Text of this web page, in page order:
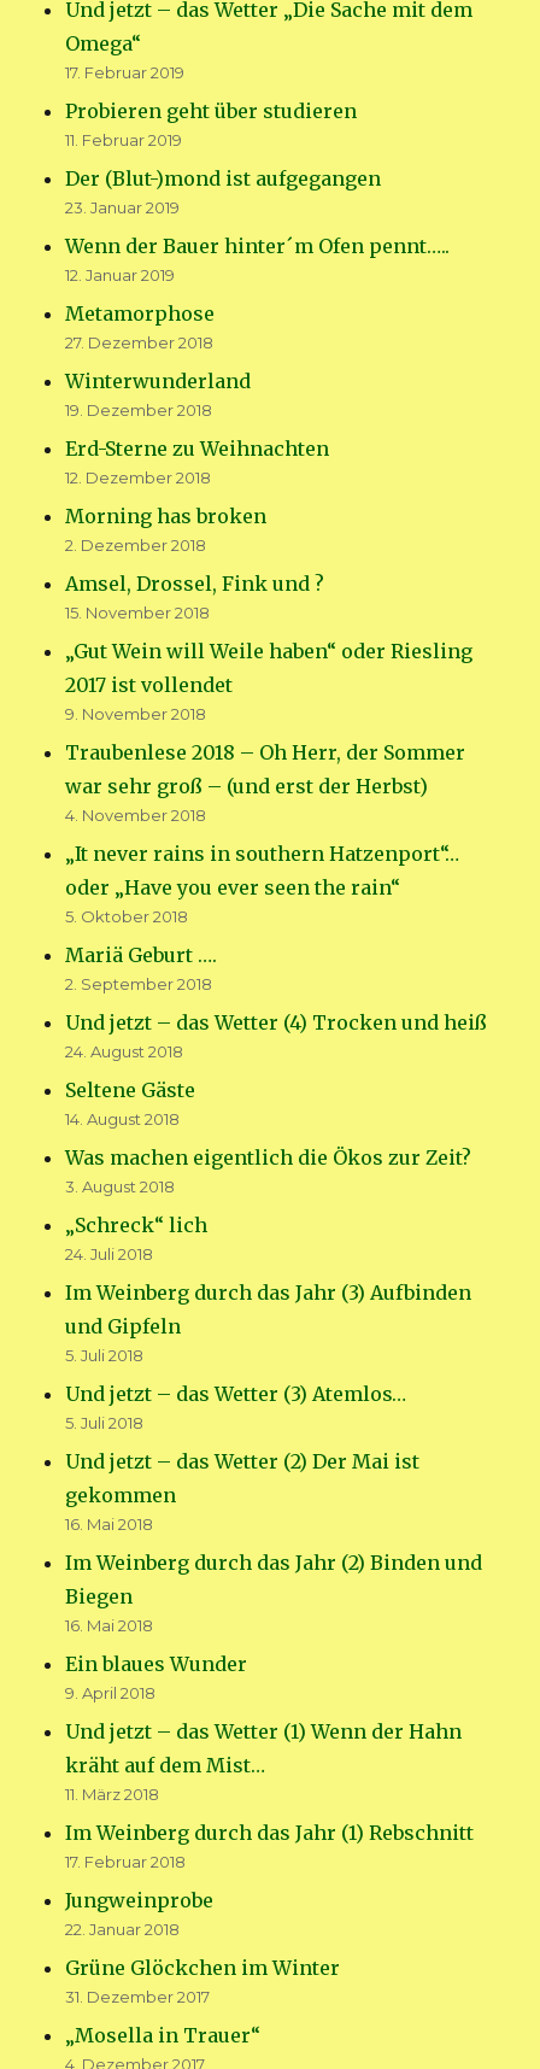
Und jetzt – das Wetter „Die Sache mit dem
Omega“
17. Februar 2019
Probieren geht über studieren
11. Februar 2019
Der (Blut-)mond ist aufgegangen
23. Januar 2019
Wenn der Bauer hinter´m Ofen pennt…..
12. Januar 2019
Metamorphose
27. Dezember 2018
Winterwunderland
19. Dezember 2018
Erd-Sterne zu Weihnachten
12. Dezember 2018
Morning has broken
2. Dezember 2018
Amsel, Drossel, Fink und ?
15. November 2018
„Gut Wein will Weile haben“ oder Riesling
2017 ist vollendet
9. November 2018
Traubenlese 2018 – Oh Herr, der Sommer
war sehr groß – (und erst der Herbst)
4. November 2018
„It never rains in southern Hatzenport“…
oder „Have you ever seen the rain“
5. Oktober 2018
Mariä Geburt ….
2. September 2018
Und jetzt – das Wetter (4) Trocken und heiß
24. August 2018
Seltene Gäste
14. August 2018
Was machen eigentlich die Ökos zur Zeit?
3. August 2018
„Schreck“ lich
24. Juli 2018
Im Weinberg durch das Jahr (3) Aufbinden
und Gipfeln
5. Juli 2018
Und jetzt – das Wetter (3) Atemlos…
5. Juli 2018
Und jetzt – das Wetter (2) Der Mai ist
gekommen
16. Mai 2018
Im Weinberg durch das Jahr (2) Binden und
Biegen
16. Mai 2018
Ein blaues Wunder
9. April 2018
Und jetzt – das Wetter (1) Wenn der Hahn
kräht auf dem Mist…
11. März 2018
Im Weinberg durch das Jahr (1) Rebschnitt
17. Februar 2018
Jungweinprobe
22. Januar 2018
Grüne Glöckchen im Winter
31. Dezember 2017
„Mosella in Trauer“
4. Dezember 2017